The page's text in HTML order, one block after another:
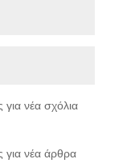
νέα σχόλια
για νέα άρθρα